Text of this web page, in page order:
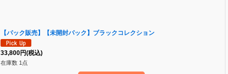
【パック販売】【未開封パック】ブラックコレクション
33,800円(税込)
在庫数 1点